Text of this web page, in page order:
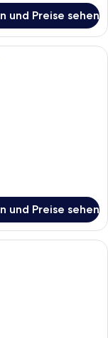
und Preise sehen
mit zwei Betten,
und Preise sehen
mit Bett,